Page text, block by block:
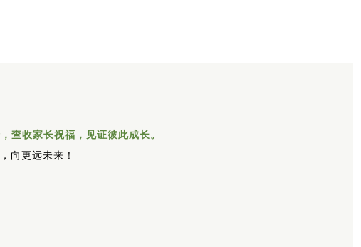
查收家长祝福，见证彼此成长。
向更远未来！